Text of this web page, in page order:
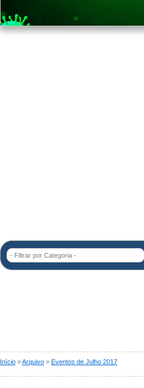
- Filtrar por Categoria -
Início »Arquivo » Eventos de Julho 2017